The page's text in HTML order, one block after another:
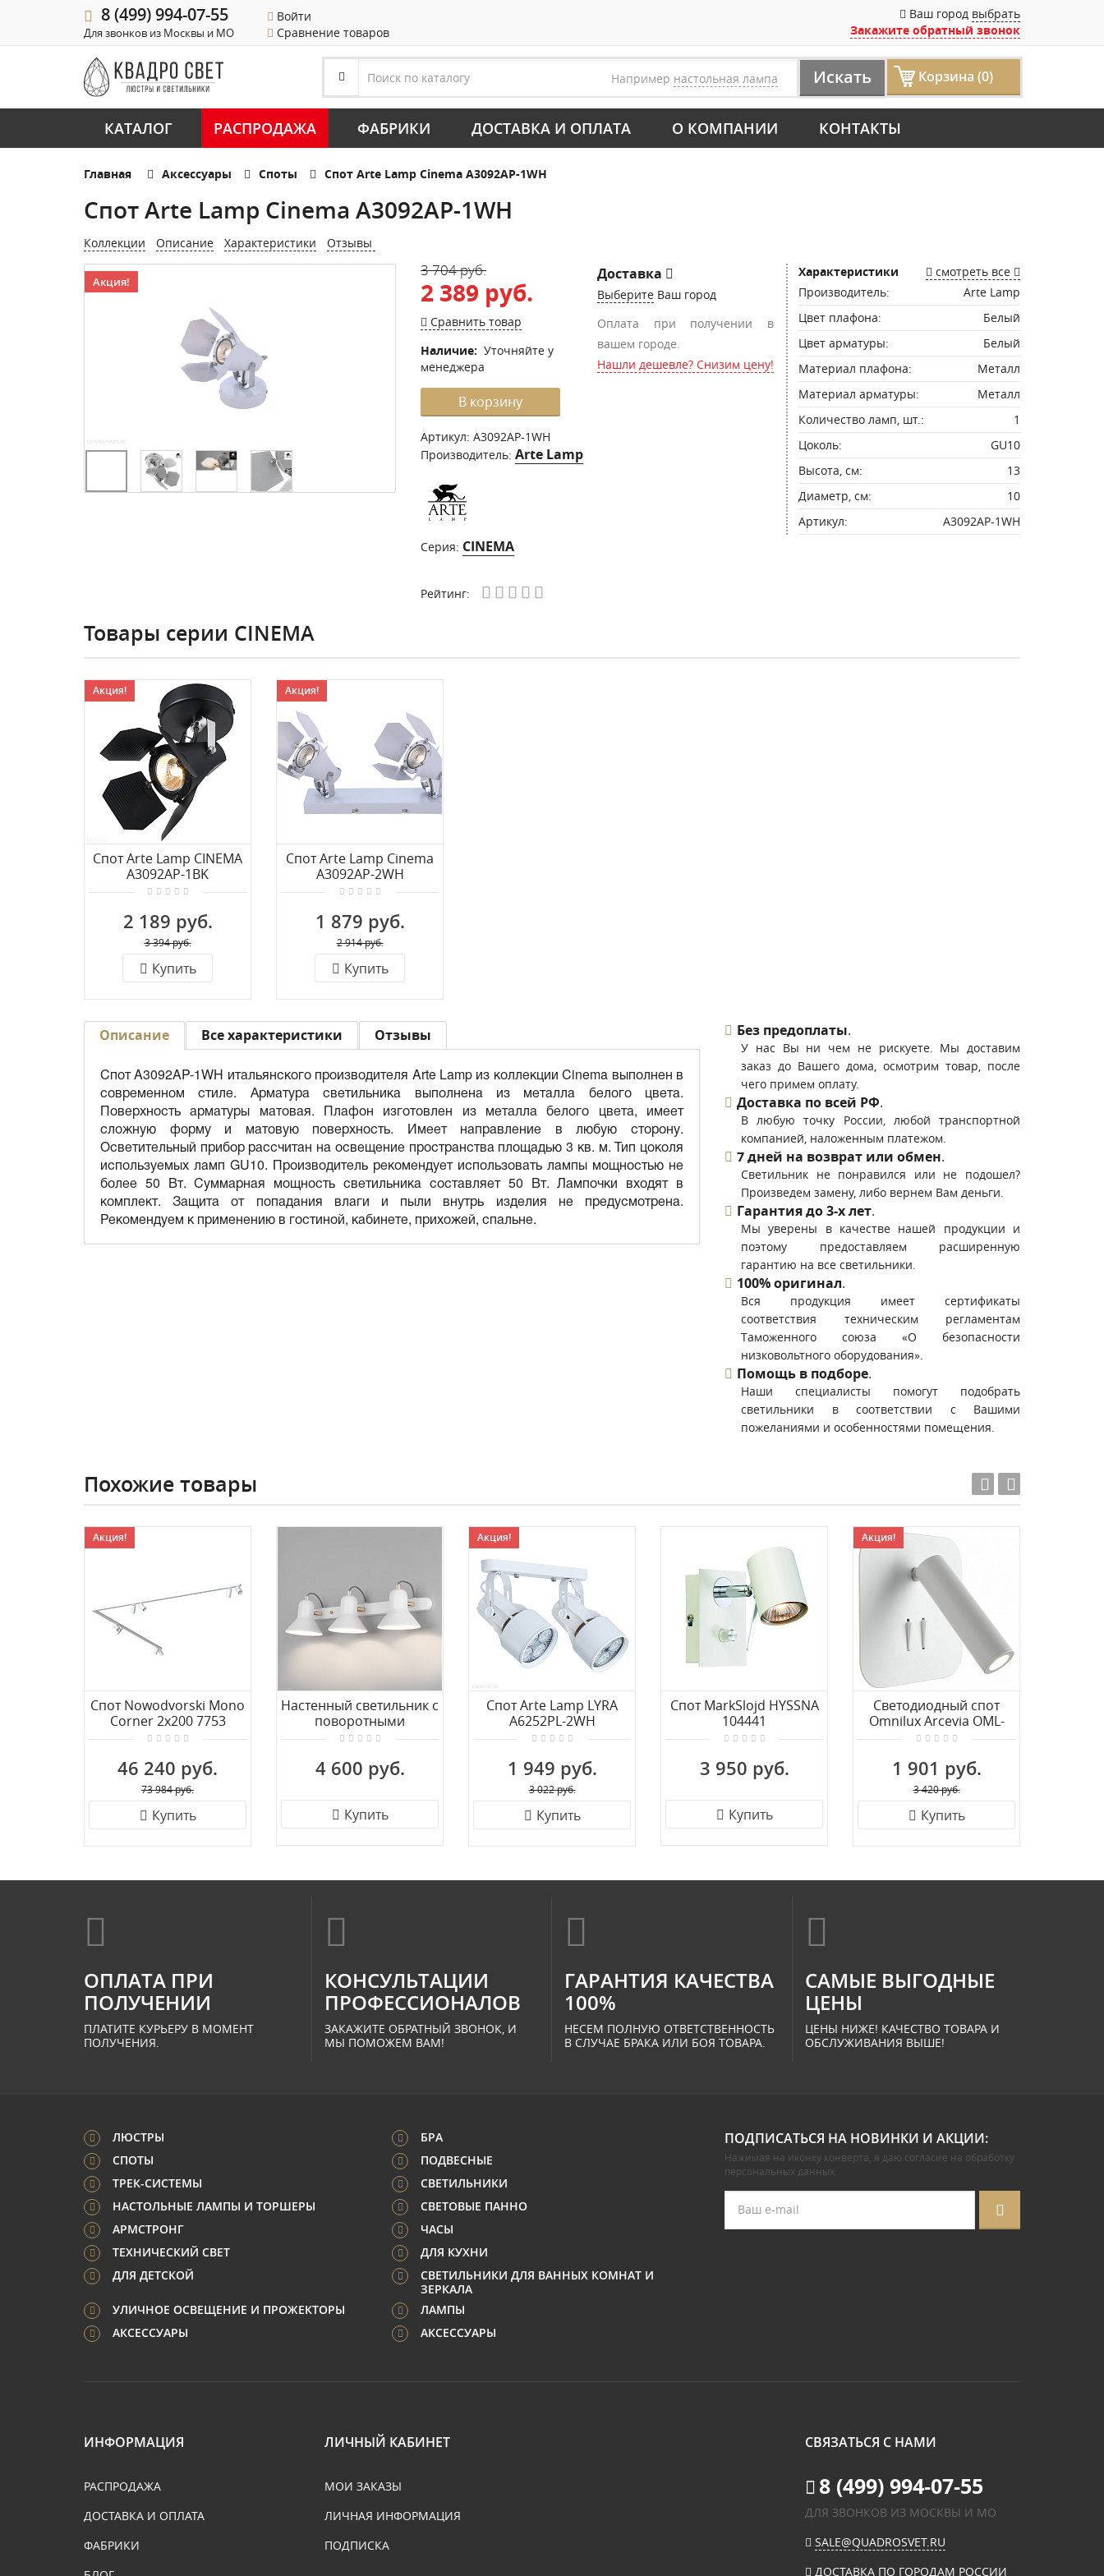
8 (499) 994-07-55
Для звонков из Москвы и МО
Войти
Сравнение товаров
Ваш город выбрать
Закажите обратный звонок
Например настольная лампа Искать Корзина (0)
КАТАЛОГ РАСПРОДАЖА ФАБРИКИ ДОСТАВКА И ОПЛАТА О КОМПАНИИ КОНТАКТЫ
Главная Аксессуары Споты Спот Arte Lamp Cinema A3092AP-1WH
Спот Arte Lamp Cinema A3092AP-1WH
Коллекции Описание Характеристики Отзывы
Акция!
3 704 руб.
2 389 руб.
Сравнить товар
Наличие: Уточняйте у
менеджера
В корзину
Артикул: A3092AP-1WH
Производитель: Arte Lamp
Серия: CINEMA
Доставка
Выберите Ваш город
Оплата при получении в
вашем городе.
Нашли дешевле? Снизим цену!
Рейтинг:
Характеристики
смотреть все
Производитель:
Arte Lamp
Цвет плафона:
Белый
Цвет арматуры:
Белый
Материал плафона:
Металл
Материал арматуры:
Металл
Количество ламп, шт.:
1
Цоколь:
GU10
Высота, см:
13
Диаметр, см:
10
Артикул:
A3092AP-1WH
Товары серии CINEMA
Акция!
Спот Arte Lamp CINEMA
A3092AP-1BK
2 189 руб.
3 394 руб.
Купить
Акция!
Спот Arte Lamp Cinema
A3092AP-2WH
1 879 руб.
2 914 руб.
Купить
Описание
Спот A3092AP-1WH итальянского производителя Arte Lamp из коллекции Cinema выполнен в
современном стиле. Арматура светильника выполнена из металла белого цвета.
Поверхность арматуры матовая. Плафон изготовлен из металла белого цвета, имеет
сложную форму и матовую поверхность. Имеет направление в любую сторону.
Осветительный прибор рассчитан на освещение пространства площадью 3 кв. м. Тип цоколя
используемых ламп GU10. Производитель рекомендует использовать лампы мощностью не
более 50 Вт. Суммарная мощность светильника составляет 50 Вт. Лампочки входят в
комплект. Защита от попадания влаги и пыли внутрь изделия не предусмотрена.
Рекомендуем к применению в гостиной, кабинете, прихожей, спальне.
Все характеристики Отзывы Без предоплаты.
У нас Вы ни чем не рискуете. Мы доставим
заказ до Вашего дома, осмотрим товар, после
чего примем оплату.
Доставка по всей РФ.
В любую точку России, любой транспортной
компанией, наложенным платежом.
7 дней на возврат или обмен.
Светильник не понравился или не подошел?
Произведем замену, либо вернем Вам деньги.
Гарантия до 3-х лет.
Мы уверены в качестве нашей продукции и
поэтому предоставляем расширенную
гарантию на все светильники.
100% оригинал.
Вся продукция имеет сертификаты
соответствия техническим регламентам
Таможенного союза «О безопасности
низковольтного оборудования».
Помощь в подборе.
Наши специалисты помогут подобрать
светильники в соответствии с Вашими
пожеланиями и особенностями помещения.
Похожие товары
Акция!
Спот Nowodvorski Mono
Corner 2x200 7753
46 240 руб.
73 984 руб.
Купить
Настенный светильник с
поворотными
плафонами Eurosvet
золото
4 600 руб.
Купить
Акция!
Спот Arte Lamp LYRA
A6252PL-2WH
1 949 руб.
3 022 руб.
Купить
Спот MarkSlojd HYSSNA
104441
3 950 руб.
Купить
Акция!
Светодиодный спот
Omnilux Arcevia OML-
20701-02
1 901 руб.
3 420 руб.
Купить
ОПЛАТА ПРИ
ПОЛУЧЕНИИ
ПЛАТИТЕ КУРЬЕРУ В МОМЕНТ
ПОЛУЧЕНИЯ.
КОНСУЛЬТАЦИИ
ПРОФЕССИОНАЛОВ
ЗАКАЖИТЕ ОБРАТНЫЙ ЗВОНОК, И
МЫ ПОМОЖЕМ ВАМ!
ГАРАНТИЯ КАЧЕСТВА
100%
НЕСЕМ ПОЛНУЮ ОТВЕТСТВЕННОСТЬ
В СЛУЧАЕ БРАКА ИЛИ БОЯ ТОВАРА.
САМЫЕ ВЫГОДНЫЕ
ЦЕНЫ
ЦЕНЫ НИЖЕ! КАЧЕСТВО ТОВАРА И
ОБСЛУЖИВАНИЯ ВЫШЕ!
ЛЮСТРЫ
БРА
СПОТЫ
ПОДВЕСНЫЕ
ТРЕК-СИСТЕМЫ
СВЕТИЛЬНИКИ
НАСТОЛЬНЫЕ ЛАМПЫ И ТОРШЕРЫ
СВЕТОВЫЕ ПАННО
АРМСТРОНГ
ЧАСЫ
ТЕХНИЧЕСКИЙ СВЕТ
ДЛЯ КУХНИ
ДЛЯ ДЕТСКОЙ
СВЕТИЛЬНИКИ ДЛЯ ВАННЫХ КОМНАТ И
ЗЕРКАЛА
УЛИЧНОЕ ОСВЕЩЕНИЕ И ПРОЖЕКТОРЫ
ЛАМПЫ
АКСЕССУАРЫ
АКСЕССУАРЫ
ПОДПИСАТЬСЯ НА НОВИНКИ И АКЦИИ:
Нажимая на иконку конверта, я даю согласие на обработку
персональных данных.
ИНФОРМАЦИЯ
РАСПРОДАЖА
ДОСТАВКА И ОПЛАТА
ФАБРИКИ
ЛИЧНЫЙ КАБИНЕТ
МОИ ЗАКАЗЫ
ЛИЧНАЯ ИНФОРМАЦИЯ
ПОДПИСКА
СВЯЗАТЬСЯ С НАМИ
8 (499) 994-07-55
ДЛЯ ЗВОНКОВ ИЗ МОСКВЫ И МО
SALE@QUADROSVET.RU
ДОСТАВКА ПО ГОРОДАМ РОССИИ